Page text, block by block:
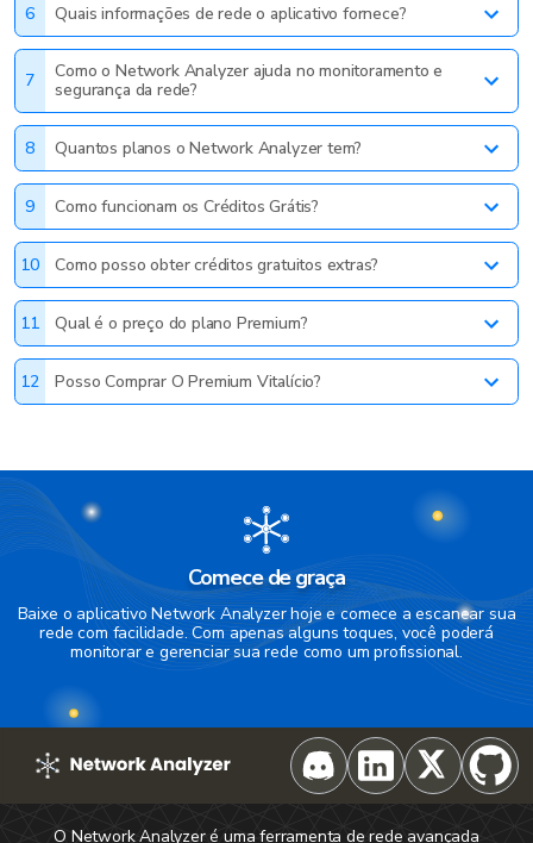
6 Quais informações de rede o aplicativo fornece?
7
Como o Network Analyzer ajuda no monitoramento e
segurança da rede?
8 Quantos planos o Network Analyzer tem?
9 Como funcionam os Créditos Grátis?
10 Como posso obter créditos gratuitos extras?
11 Qual é o preço do plano Premium?
12 Posso Comprar O Premium Vitalício?
Comece de graça
Baixe o aplicativo Network Analyzer hoje e comece a escanear sua
rede com facilidade. Com apenas alguns toques, você poderá
monitorar e gerenciar sua rede como um profissional.
O Network Analyzer é uma ferramenta de rede avançada